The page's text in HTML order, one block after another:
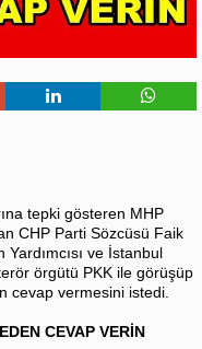
tepki gösteren MHP
CHP Parti Sözcüsü Faik
ve İstanbul
örgütü PKK ile görüşüp
cevap vermesini istedi.
CEVAP VERİN